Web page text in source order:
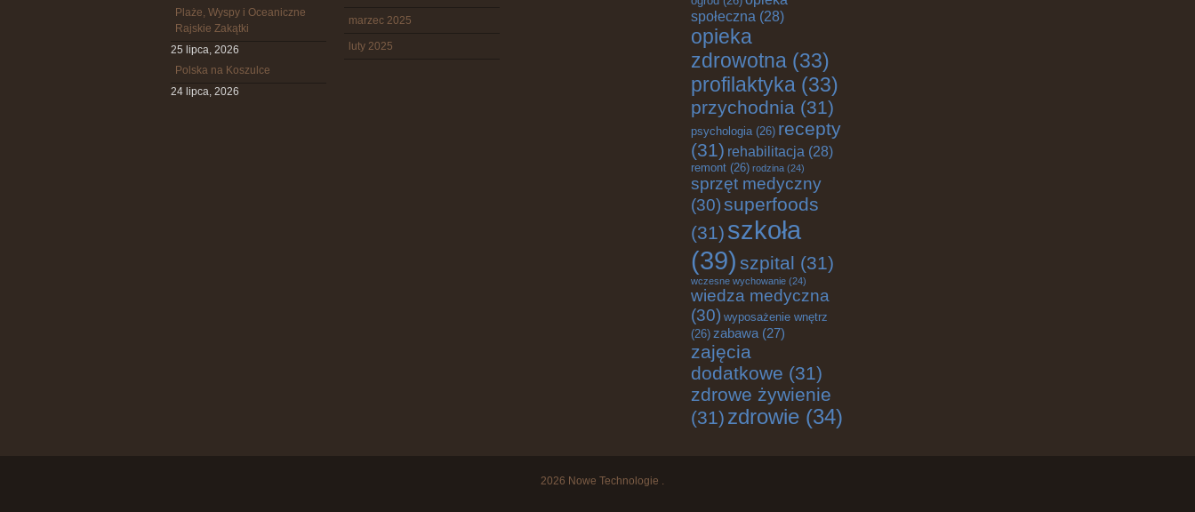
Plaże, Wyspy i Oceaniczne
Rajskie Zakątki
25 lipca, 2026
Polska na Koszulce
24 lipca, 2026
marzec 2025
luty 2025
społeczna (28)
opieka
zdrowotna (33)
profilaktyka (33)
przychodnia (31)
psychologia(26) recepty
(31) rehabilitacja (28)
remont (26) rodzina (24)
sprzęt medyczny
(30)superfoods
(31) szkoła
(39) szpital (31)
wczesne wychowanie (24)
wiedza medyczna
(30) wyposażenie wnętrz
(26) zabawa (27)
zajęcia
dodatkowe (31)
zdrowe żywienie
(31) zdrowie (34)
2026 Nowe Technologie .